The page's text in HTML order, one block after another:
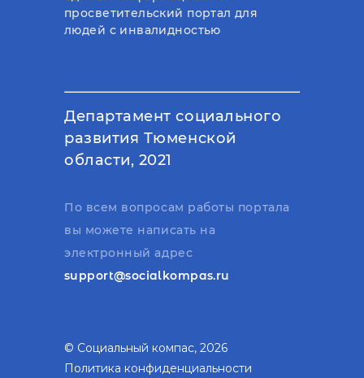
просветительский портал для
людей с инвалидностью
Департамент социального
развития Тюменской
области, 2021
По всем вопросам работы портала
вы можете написать на
электронный адрес
support@socialkompas.ru
© Социальный компас, 2026
Политика конфиденциальности